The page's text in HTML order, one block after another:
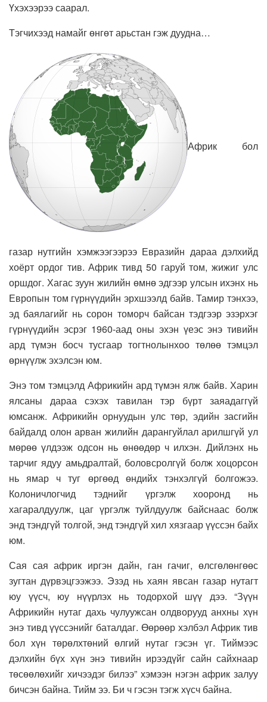
Үхэхээрээ саарал.
Тэгчихээд намайг өнгөт арьстан гэж дуудна…
Африк бол
газар нутгийн хэмжээгээрээ Евразийн дараа дэлхийд
хоёрт ордог тив. Африк тивд 50 гаруй том, жижиг улс
оршдог. Хагас зуун жилийн өмнө эдгээр улсын ихэнх нь
Европын том гүрнүүдийн эрхшээлд байв. Тамир тэнхээ,
эд баялагийг нь сорон томорч байсан тэдгээр эзэрхэг
гүрнүүдийн эсрэг 1960-аад оны эхэн үеэс энэ тивийн
ард түмэн босч тусгаар тогтнолынхоо төлөө тэмцэл
өрнүүлж эхэлсэн юм.
Энэ том тэмцэлд Африкийн ард түмэн ялж байв. Харин
ялсаны дараа сэхэх тавилан тэр бүрт заяадаггүй
юмсанж. Африкийн орнуудын улс төр, эдийн засгийн
байдалд олон арван жилийн дарангуйлал арилшгүй ул
мөрөө үлдээж одсон нь өнөөдөр ч илхэн. Дийлэнх нь
тарчиг ядуу амьдралтай, боловсролгүй болж хоцорсон
нь ямар ч туг өргөөд өндийх тэнхэлгүй болгожээ.
Колоничлогчид тэднийг үргэлж хооронд нь
хагаралдуулж, цаг үргэлж туйлдуулж байснаас болж
энд тэндгүй толгой, энд тэндгүй хил хязгаар үүссэн байх
юм.
Сая сая африк иргэн дайн, ган гачиг, өлсгөлөнгөөс
зугтан дүрвэцгээжээ. Эзэд нь хаян явсан газар нутагт
юу үүсч, юу нүүрлэх нь тодорхой шүү дээ. “Зүүн
Африкийн нутаг дахь чулуужсан олдворууд анхны хүн
энэ тивд үүссэнийг баталдаг. Өөрөөр хэлбэл Африк тив
бол хүн төрөлхтөний өлгий нутаг гэсэн үг. Тиймээс
дэлхийн бүх хүн энэ тивийн ирээдүйг сайн сайхнаар
төсөөлөхийг хичээдэг билээ” хэмээн нэгэн африк залуу
бичсэн байна. Тийм ээ. Би ч гэсэн тэгж хүсч байна.